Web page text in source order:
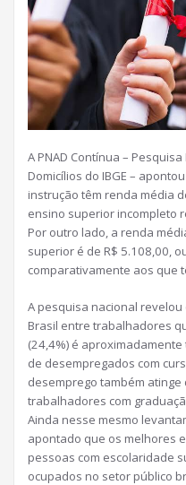
A PNAD Contínua –
Domicílios do IBGE –
instrução têm renda média
ensino superior incompleto
Por outro lado, a renda
superior é de R$ 5.108,00,
comparativamente aos que
A pesquisa nacional
Brasil entre trabalhadores
(24,4%) é
de desempregados com
desemprego também
trabalhadores com
Ainda nesse mesmo
apontado que os melhores
pessoas com escolaridade
ocupados no setor público